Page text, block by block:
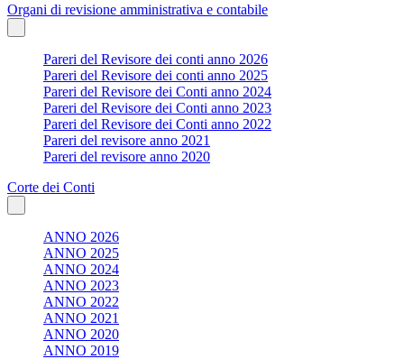
Organi di revisione amministrativa e contabile
Pareri del Revisore dei conti anno 2026
Pareri del Revisore dei conti anno 2025
Pareri del Revisore dei Conti anno 2024
Pareri del Revisore dei Conti anno 2023
Pareri del Revisore dei Conti anno 2022
Pareri del revisore anno 2021
Pareri del revisore anno 2020
Corte dei Conti
ANNO 2026
ANNO 2025
ANNO 2024
ANNO 2023
ANNO 2022
ANNO 2021
ANNO 2020
ANNO 2019